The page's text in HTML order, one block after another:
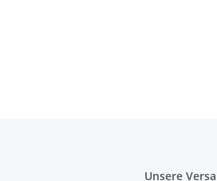
Unsere